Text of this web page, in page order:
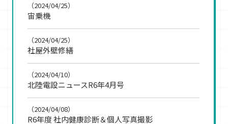
宙乗機
（2024/04/25）
社屋外壁修繕
（2024/04/25）
北陸電設ニュースR6年4月号
（2024/04/10）
R6年度 社内健康診断＆個人写真撮影
（2024/04/08）